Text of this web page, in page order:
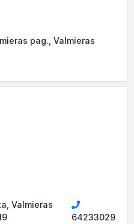
pag., Valmieras
Valmieras
64233029